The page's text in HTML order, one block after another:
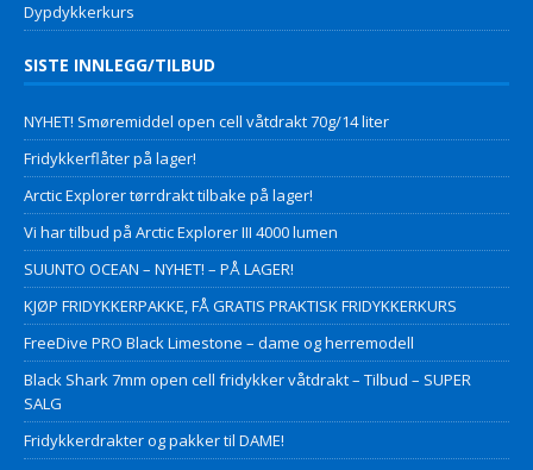
Dypdykkerkurs
SISTE INNLEGG/TILBUD
NYHET! Smøremiddel open cell våtdrakt 70g/14 liter
Fridykkerflåter på lager!
Arctic Explorer tørrdrakt tilbake på lager!
Vi har tilbud på Arctic Explorer III 4000 lumen
SUUNTO OCEAN – NYHET! – PÅ LAGER!
KJØP FRIDYKKERPAKKE, FÅ GRATIS PRAKTISK FRIDYKKERKURS
FreeDive PRO Black Limestone – dame og herremodell
Black Shark 7mm open cell fridykker våtdrakt – Tilbud – SUPER
SALG
Fridykkerdrakter og pakker til DAME!